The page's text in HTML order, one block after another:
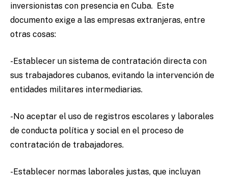
inversionistas con presencia en Cuba. Este
documento exige a las empresas extranjeras, entre
otras cosas:
-Establecer un sistema de contratación directa con
sus trabajadores cubanos, evitando la intervención de
entidades militares intermediarias.
-No aceptar el uso de registros escolares y laborales
de conducta política y social en el proceso de
contratación de trabajadores.
-Establecer normas laborales justas, que incluyan